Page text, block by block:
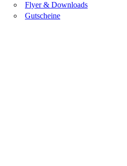
Flyer & Downloads
Gutscheine